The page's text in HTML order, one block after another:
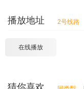
播放地址 2号线路
在线播放
猜你喜欢